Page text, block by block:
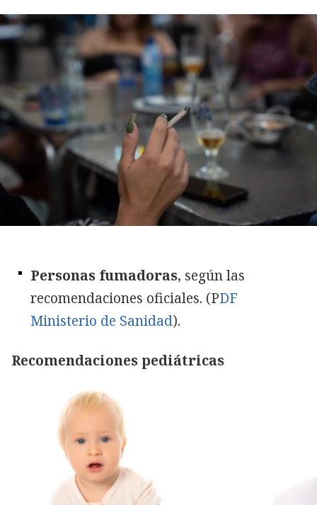
Personas fumadoras, según las
recomendaciones oficiales. (PDF
Ministerio de Sanidad).
Recomendaciones pediátricas